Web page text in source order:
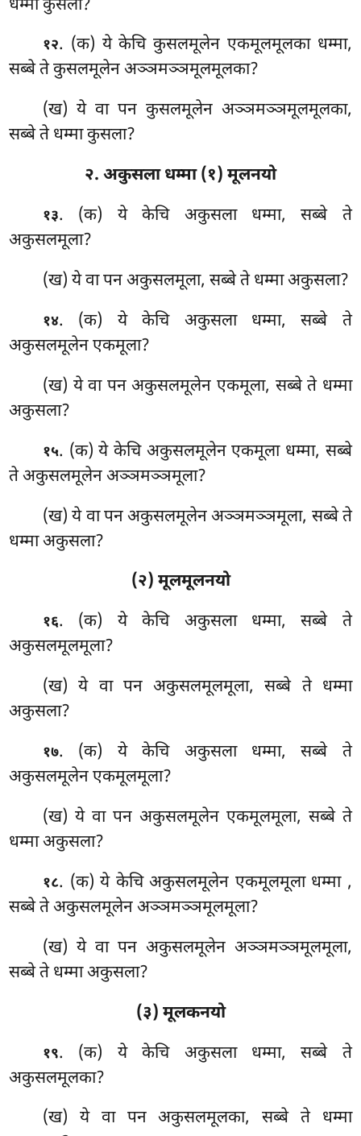
धम्मा कुसला?
१२. (क) ये केचि कुसलमूलेन एकमूलमूलका धम्मा,
सब्बे ते कुसलमूलेन अञ्ञमञ्ञमूलमूलका?
(ख) ये वा पन कुसलमूलेन अञ्ञमञ्ञमूलमूलका,
सब्बे ते धम्मा कुसला?
२. अकुसला धम्मा (१) मूलनयो
१३. (क) ये केचि अकुसला धम्मा, सब्बे ते
अकुसलमूला?
(ख) ये वा पन अकुसलमूला, सब्बे ते धम्मा अकुसला?
१४. (क) ये केचि अकुसला धम्मा, सब्बे ते
अकुसलमूलेन एकमूला?
(ख) ये वा पन अकुसलमूलेन एकमूला, सब्बे ते धम्मा
अकुसला?
१५. (क) ये केचि अकुसलमूलेन एकमूला धम्मा, सब्बे
ते अकुसलमूलेन अञ्ञमञ्ञमूला?
(ख) ये वा पन अकुसलमूलेन अञ्ञमञ्ञमूला, सब्बे ते
धम्मा अकुसला?
(२) मूलमूलनयो
१६. (क) येकेचि अकुसला धम्मा, सब्बे ते
अकुसलमूलमूला?
(ख) ये वा पन अकुसलमूलमूला, सब्बे ते धम्मा
अकुसला?
१७. (क) येकेचि अकुसला धम्मा, सब्बे ते
अकुसलमूलेन एकमूलमूला?
(ख) ये वा पन अकुसलमूलेन एकमूलमूला, सब्बे ते
धम्मा अकुसला?
१८. (क) ये केचि अकुसलमूलेन एकमूलमूला धम्मा ,
सब्बे ते अकुसलमूलेन अञ्ञमञ्ञमूलमूला?
(ख) ये वा पन अकुसलमूलेन अञ्ञमञ्ञमूलमूला,
सब्बे ते धम्मा अकुसला?
(३) मूलकनयो
१९. (क) ये केचि अकुसला धम्मा, सब्बे ते
अकुसलमूलका?
(ख) ये वा पन अकुसलमूलका, सब्बे ते धम्मा